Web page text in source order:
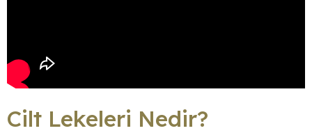
Cilt Lekeleri Nedir?